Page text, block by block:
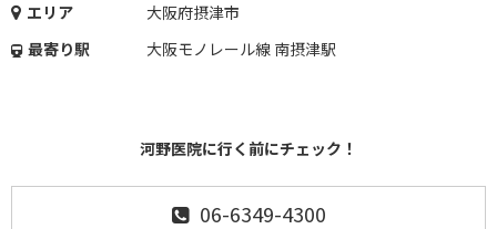
エリア
大阪府摂津市
最寄り駅
大阪モノレール線 南摂津駅
河野医院に行く前にチェック！
06-6349-4300